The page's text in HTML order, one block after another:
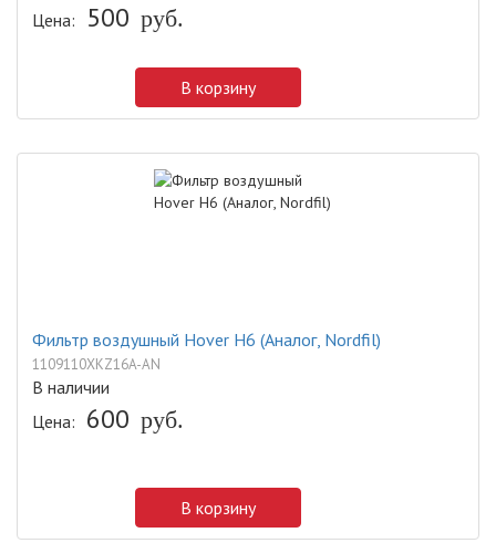
Цена:
500 руб.
В корзину
Фильтр воздушный Hover H6 (Аналог, Nordfil)
1109110XKZ16A-AN
В наличии
Цена: 600 руб.
В корзину